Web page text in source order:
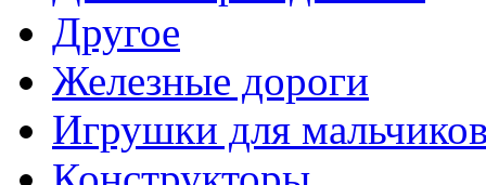
Другое
Железные дороги
Игрушки для